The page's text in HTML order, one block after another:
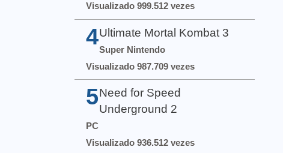
Visualizado 999.512 vezes
4 Ultimate Mortal Kombat 3
Super Nintendo
Visualizado 987.709 vezes
5 Need for Speed
Underground 2
PC
Visualizado 936.512 vezes